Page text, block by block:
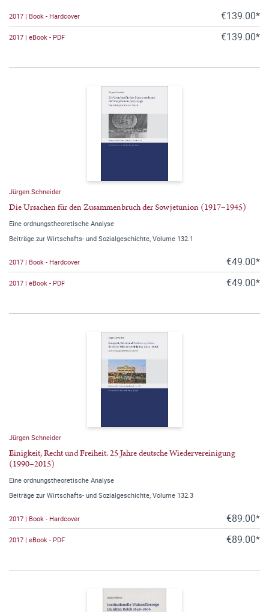
2017 | Book - Hardcover €139.00*
2017 | eBook - PDF €139.00*
Jürgen Schneider
Die Ursachen für den Zusammenbruch der Sowjetunion (1917–1945)
Eine ordnungstheoretische Analyse
Beiträge zur Wirtschafts- und Sozialgeschichte, Volume 132.1
2017 | Book - Hardcover €49.00*
2017 | eBook - PDF €49.00*
Jürgen Schneider
Einigkeit, Recht und Freiheit. 25 Jahre deutsche Wiedervereinigung
(1990–2015)
Eine ordnungstheoretische Analyse
Beiträge zur Wirtschafts- und Sozialgeschichte, Volume 132.3
2017 | Book - Hardcover €89.00*
2017 | eBook - PDF €89.00*